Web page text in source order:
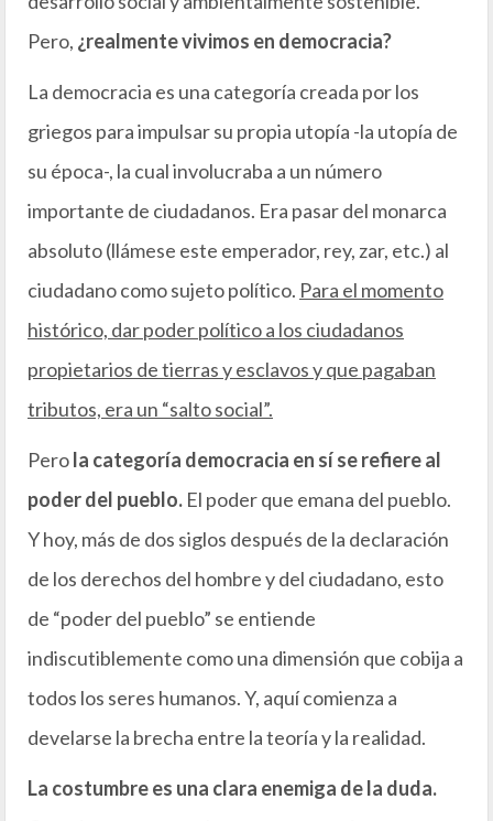
Pero, ¿realmente vivimos en democracia?
La democracia es una categoría creada por los
griegos para impulsar su propia utopía -la utopía de
su época-, la cual involucraba a un número
importante de ciudadanos. Era pasar del monarca
absoluto (llámese este emperador, rey, zar, etc.) al
ciudadano como sujeto político. Para el momento
histórico, dar poder político a los ciudadanos
propietarios de tierras y esclavos y que pagaban
tributos, era un “salto social”.
Perola categoría democracia en sí se refiere al
poder del pueblo. El poder que emana del pueblo.
Y hoy, más de dos siglos después de la declaración
de los derechos del hombre y del ciudadano, esto
de “poder del pueblo” se entiende
indiscutiblemente como una dimensión que cobija a
todos los seres humanos. Y, aquí comienza a
develarse la brecha entre la teoría y la realidad.
La costumbre es una clara enemiga de la duda.